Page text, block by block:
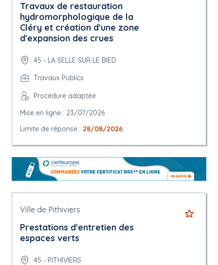
Travaux de restauration
hydromorphologique de la
Cléry et création d'une zone
d'expansion des crues
45 - LA SELLE SUR LE BIED
Travaux Publics
Procédure adaptée
Mise en ligne : 23/07/2026
Limite de réponse : 28/08/2026
Ville de Pithiviers
Prestations d'entretien des
espaces verts
45 - PITHIVIERS